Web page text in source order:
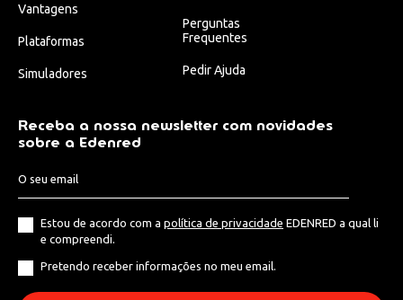
Vantagens
Plataformas
Simuladores
Perguntas
Frequentes
Pedir Ajuda
Receba a nossa newsletter com novidades
sobre a Edenred
Estou de acordo com a política de privacidade EDENRED a qual li
e compreendi.
Pretendo receber informações no meu email.